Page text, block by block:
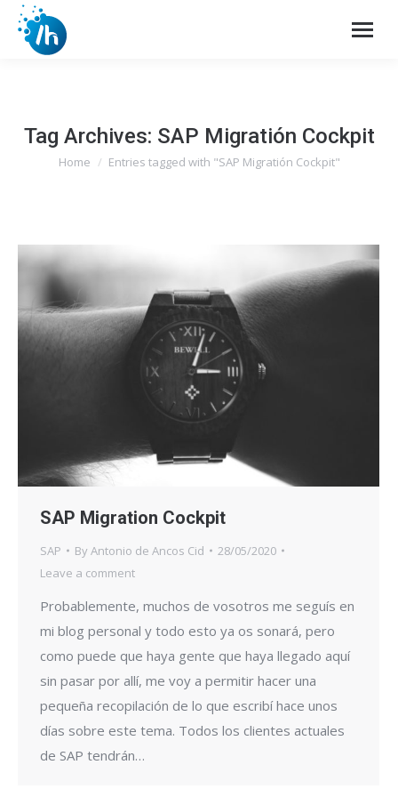
Tag Archives: SAP Migratión Cockpit
You are here:
Home Entries tagged with "SAP Migratión Cockpit"
SAP Migration Cockpit
SAP ByAntonio de Ancos Cid
28/05/2020
Leave a comment
Probablemente, muchos de vosotros me seguís en
mi blog personal y todo esto ya os sonará, pero
como puede que haya gente que haya llegado aquí
sin pasar por allí, me voy a permitir hacer una
pequeña recopilación de lo que escribí hace unos
días sobre este tema. Todos los clientes actuales
de SAP tendrán…